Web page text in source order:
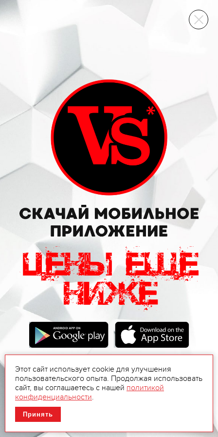
ВИННЫЙ СКЛАД
Этот сайт использует cookie для улучшения
пользовательского опыта. Продолжая использовать
сайт, вы соглашаетесь с нашей политикой
конфиденциальности.
Принять